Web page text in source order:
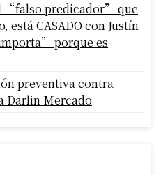
“falso predicador” que
está CASADO con Justín
porque es
preventiva contra
Darlin Mercado